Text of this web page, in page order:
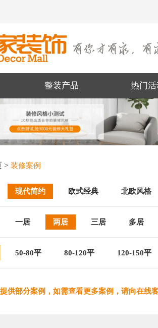
整装产品 热门活
> 装修案例
现代简约 欧式经典 北欧风格
一居 两居 三居 多居
50-80平 80-120平 120-150平
供部分案例，如需查看更多案例，请向在线